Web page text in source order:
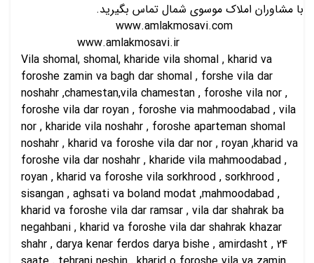
با مشاوران املاک موسوی شمال تماس بگیرید.
www.amlakmosavi.com
www.amlakmosavi.ir
Vila shomal, shomal, kharide vila shomal , kharid va
foroshe zamin va bagh dar shomal , forshe vila dar
noshahr ,chamestan,vila chamestan , foroshe vila nor ,
foroshe vila dar royan , foroshe via mahmoodabad , vila
nor , kharide vila noshahr , foroshe aparteman shomal
noshahr , kharid va foroshe vila dar nor , royan ,kharid va
foroshe vila dar noshahr , kharide vila mahmoodabad ,
royan , kharid va foroshe vila sorkhrood , sorkhrood ,
sisangan , aghsati va boland modat ,mahmoodabad ,
kharid va foroshe vila dar ramsar , vila dar shahrak ba
negahbani , kharid va foroshe vila dar shahrak khazar
shahr , darya kenar ferdos darya bishe , amirdasht , 24